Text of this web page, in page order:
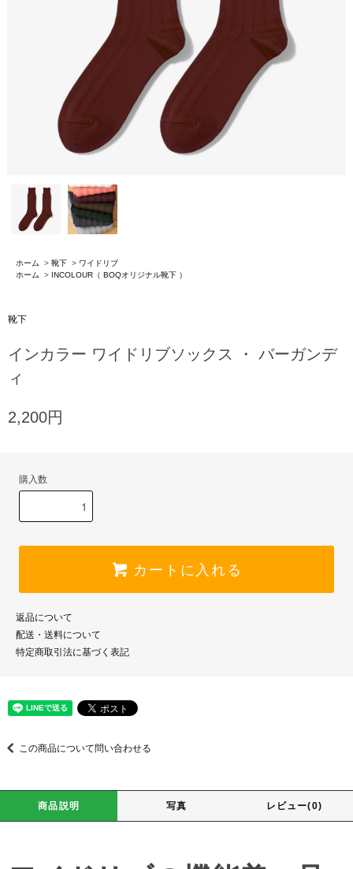
ホーム > 靴下 > ワイドリブ
ホーム
> INCOLOUR（ BOQオリジナル靴下 ）
靴下
インカラー ワイドリブソックス ・ バーガンデ
ィ
2,200円
購入数
カートに入れる
返品について
配送・送料について
特定商取引法に基づく表記
この商品について問い合わせる
商品説明 写真 レビュー(0)